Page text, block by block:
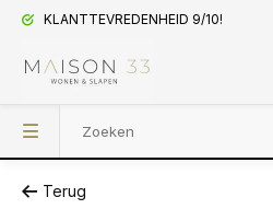
KLANTTEVREDENHEID 9/10!
Terug